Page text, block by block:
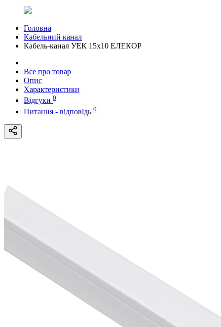
Головна
Кабельний канал
Кабель-канал УЕК 15х10 ЕЛЕКОР
Все про товар
Опис
Характеристики
Відгуки 0
Питання - відповідь 0